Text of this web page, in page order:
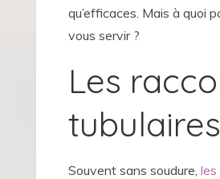
qu’efficaces. Mais à quoi
vous servir ?
Les
tubulaires
Souvent sans soudure, les